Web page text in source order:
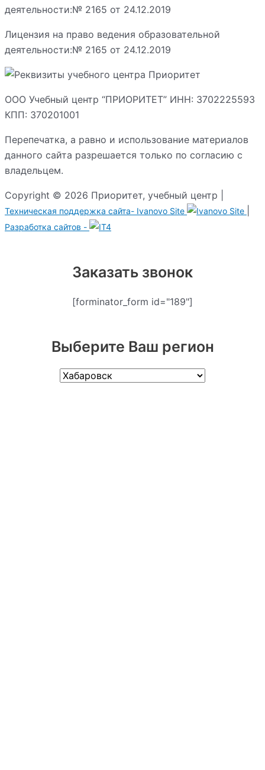
Лицензия на право ведения образовательной
деятельности:№ 2165 от 24.12.2019
ООО Учебный центр “ПРИОРИТЕТ” ИНН: 3702225593
КПП: 370201001
Перепечатка, а равно и использование материалов
данного сайта разрешается только по согласию с
владельцем.
Copyright © 2026 Приоритет, учебный центр |
Техническая поддержка сайта- Ivanovo Site
Разработка сайтов -
Заказать звонок
[forminator_form id="189"]
Выберите Ваш регион